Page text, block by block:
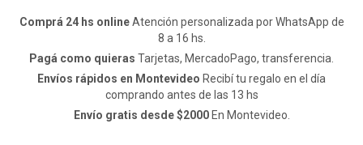
Comprá 24 hs onlineAtención personalizada por WhatsApp de
8 a 16 hs.
Pagá como quieras Tarjetas, MercadoPago, transferencia.
Envíos rápidos en Montevideo Recibí tu regalo en el día
comprando antes de las 13 hs
Envío gratis desde $2000En Montevideo.